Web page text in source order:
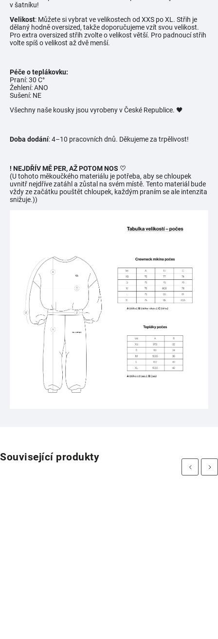
v šatníku!
Velikost: Můžete si vybrat ve velikostech od XXS po XL. Střih je
dělaný hodně oversized, takže doporučujeme vzít svou velikost.
Pro extra oversized střih zvolte o velikost větší. Pro padnoucí střih
volte spíš o velikost až dvě menší.
Péče o teplákovku:
Praní: 30 C°
Žehlení: ANO
Sušení: NE
Všechny naše kousky jsou vyrobeny v České Republice. 🖤
Doba dodání: 4–10 pracovních dnů. Děkujeme za trpělivost!
! NEJDŘÍV MĚ PER, AŽ POTOM NOS ♡
(U tohoto měkoučkého materiálu je potřeba, aby se chloupek
uvnitř nejdříve zatáhl a zůstal na svém místě. Tento materiál bude
vždy ze začátku pouštět chloupek, každým praním se ale intenzita
snižuje.))
Související produkty
Previous Next